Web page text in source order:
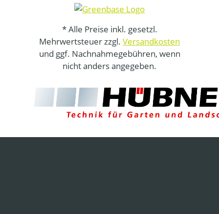
* Alle Preise inkl. gesetzl.
Mehrwertsteuer zzgl. Versandkosten
und ggf. Nachnahmegebühren, wenn
nicht anders angegeben.